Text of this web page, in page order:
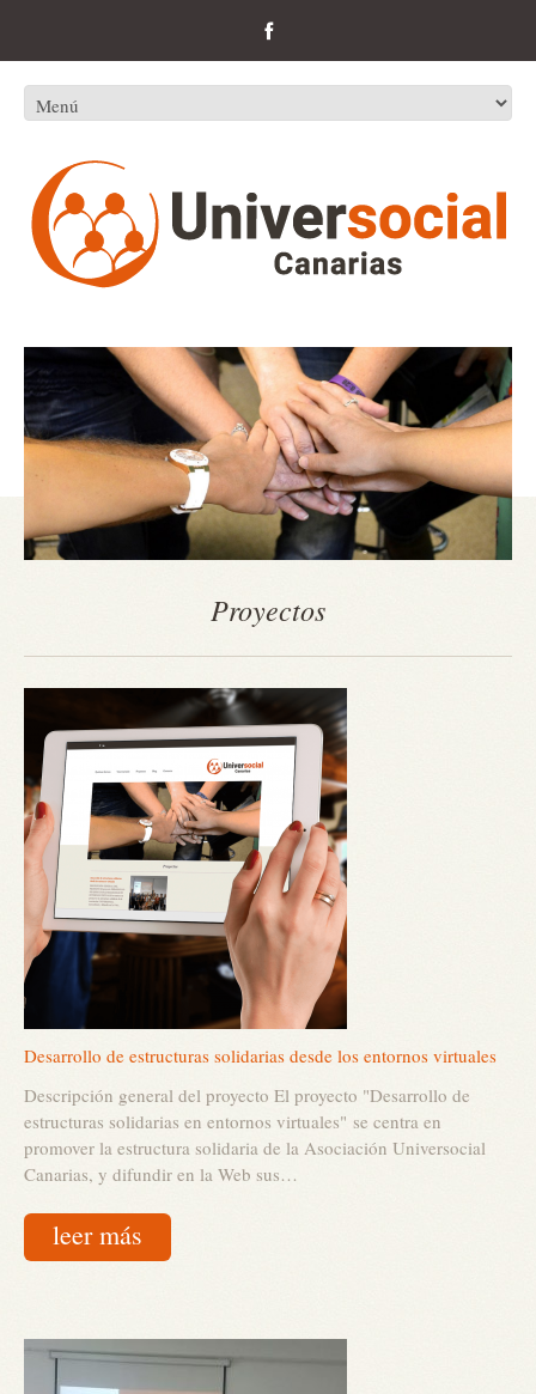
Proyectos
Desarrollo de estructuras solidarias desde los entornos virtuales
Descripción general del proyecto El proyecto "Desarrollo de
estructuras solidarias en entornos virtuales" se centra en
promover la estructura solidaria de la Asociación Universocial
Canarias, y difundir en la Web sus…
leer más